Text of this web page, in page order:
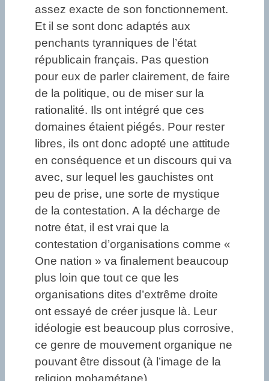
assez exacte de son fonctionnement.
Et il se sont donc adaptés aux
penchants tyranniques de l’état
républicain français. Pas question
pour eux de parler clairement, de faire
de la politique, ou de miser sur la
rationalité. Ils ont intégré que ces
domaines étaient piégés. Pour rester
libres, ils ont donc adopté une attitude
en conséquence et un discours qui va
avec, sur lequel les gauchistes ont
peu de prise, une sorte de mystique
de la contestation. A la décharge de
notre état, il est vrai que la
contestation d’organisations comme «
One nation » va finalement beaucoup
plus loin que tout ce que les
organisations dites d’extrême droite
ont essayé de créer jusque là. Leur
idéologie est beaucoup plus corrosive,
ce genre de mouvement organique ne
pouvant être dissout (à l’image de la
religion mohamétane).